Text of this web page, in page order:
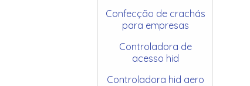
Confecção de crachás
para empresas
Controladora de
acesso hid
Controladora hid aero